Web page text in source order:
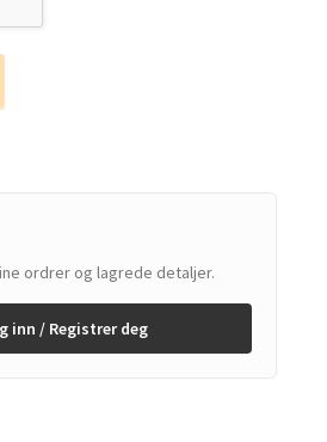
ordrer og lagrede detaljer.
inn / Registrer deg